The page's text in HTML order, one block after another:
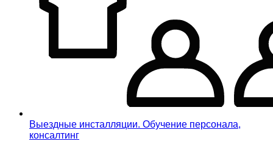
Выездные инсталляции. Обучение персонала,
консалтинг